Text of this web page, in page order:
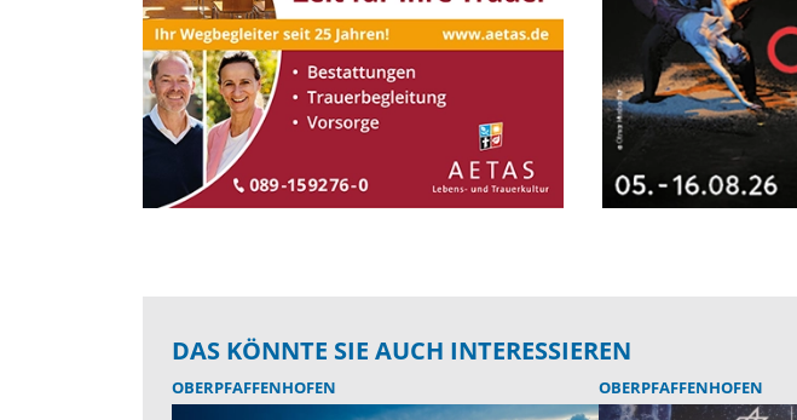
DAS KÖNNTE SIE AUCH INTERESSIEREN
OBERPFAFFENHOFEN OBERPFAFFENHOFEN